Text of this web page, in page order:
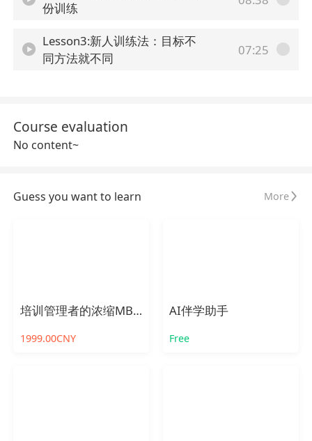
份训练
Lesson3:新人训练法：目标不
同方法就不同
07:25
Course evaluation
No content~
Guess you want to learn More
培训管理者的浓缩MBA公开课
1999.00CNY
AI伴学助手
Free